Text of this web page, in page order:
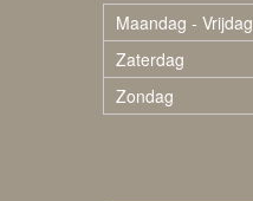
Maandag - Vrijdag
Zaterdag
Zondag